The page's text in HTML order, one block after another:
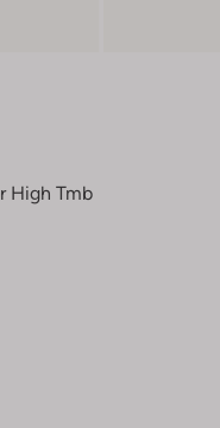
High Tmb